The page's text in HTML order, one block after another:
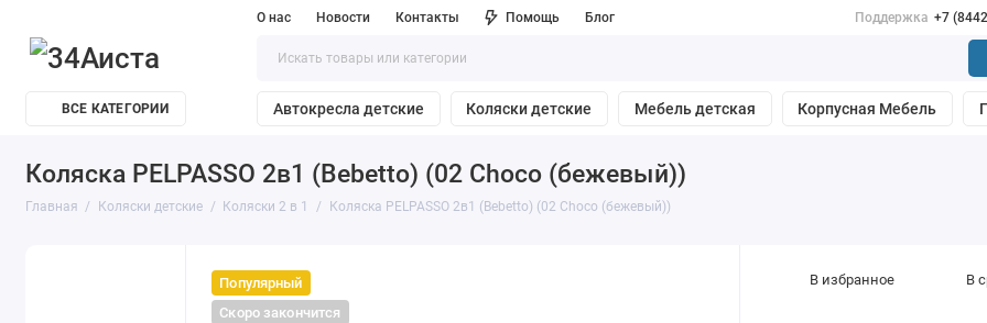
О нас Новости Контакты Помощь Блог Поддержка +7
ВСЕ КАТЕГОРИИ Автокресла детские Коляски детские Мебель детская Корпусная Мебель
Коляска PELPASSO 2в1 (Bebetto) (02 Choco (бежевый))
Главная Коляски детские Коляски 2 в 1 Коляска PELPASSO 2в1 (Bebetto) (02 Choco (бежевый))
Популярный
Скоро закончится
В избранное В